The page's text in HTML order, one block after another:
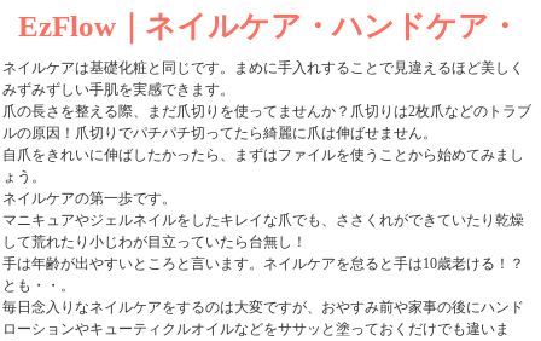
EzFlow｜ネイルケア・ハンドケア・
フットケア・ボディケア
ネイルケアは基礎化粧と同じです。まめに手入れすることで見違えるほど美しく
みずみずしい手肌を実感できます。
爪の長さを整える際、まだ爪切りを使ってませんか？爪切りは2枚爪などのトラブ
ルの原因！爪切りでパチパチ切ってたら綺麗に爪は伸ばせません。
自爪をきれいに伸ばしたかったら、まずはファイルを使うことから始めてみまし
ょう。
ネイルケアの第一歩です。
マニキュアやジェルネイルをしたキレイな爪でも、ささくれができていたり乾燥
して荒れたり小じわが目立っていたら台無し！
手は年齢が出やすいところと言います。ネイルケアを怠ると手は10歳老ける！？
とも・・。
毎日念入りなネイルケアをするのは大変ですが、おやすみ前や家事の後にハンド
ローションやキューティクルオイルなどをササッと塗っておくだけでも違いま